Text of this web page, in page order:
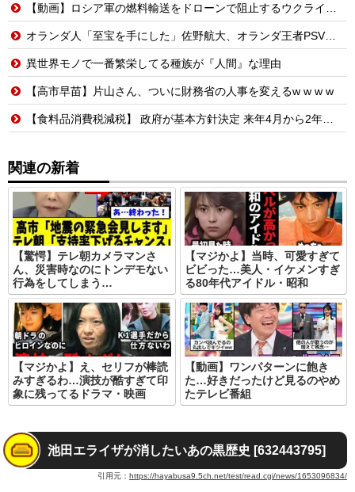
【動画】ロシア軍の燃料輸送をドローンで阻止するウクライナ。
オランダ人「至宝を手にした」佐野航大、オランダ王者PSV移籍が決定的に！口頭合意報道で現地サポ騒然！プレミアのファンは落胆【海外の反応】
異世界モノで一番繁栄してる種族が『人間』な理由
【高市早苗】片山さん、ついに財務省の人事を変えるw w w w
【食料品消費税減税】 政府が基本方針決定 来年4月から2年間1％に8月5日
関連の新着
【驚愕】テレ朝カメラマンさ
ん、災害時なのにトンデモない
行為をしてしまう…
【マジかよ】当時、可愛すぎて
ビビった…美人・イケメンすぎ
る80年代アイドル・昭和
【マジかよ】え、セリフが棒読
みすぎるわ…演技が酷すぎて印
象に残ってるドラマ・映画
【動画】ワンパターンに飽き
た…好きだったけど見るのやめ
たテレビ番組
池田エライザが消したいあの黒歴史 [632443795]
引用元： https://hayabusa9.5ch.net/test/read.cgi/news/1653096834/